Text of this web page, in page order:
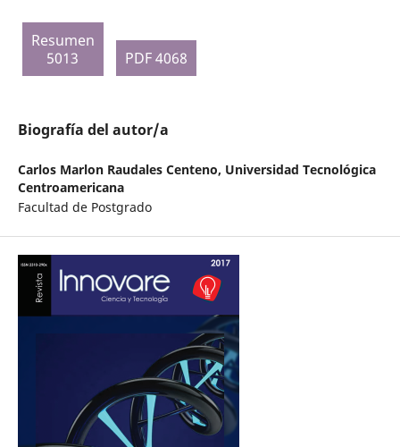
Resumen
5013
PDF 4068
Biografía del autor/a
Carlos Marlon Raudales Centeno, Universidad Tecnológica
Centroamericana
Facultad de Postgrado